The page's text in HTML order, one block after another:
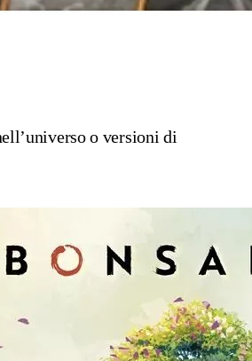
o versioni di